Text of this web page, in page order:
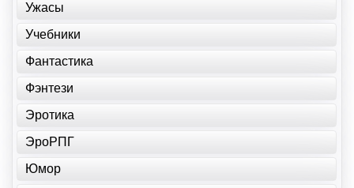
Ужасы
Учебники
Фантастика
Фэнтези
Эротика
ЭроРПГ
Юмор